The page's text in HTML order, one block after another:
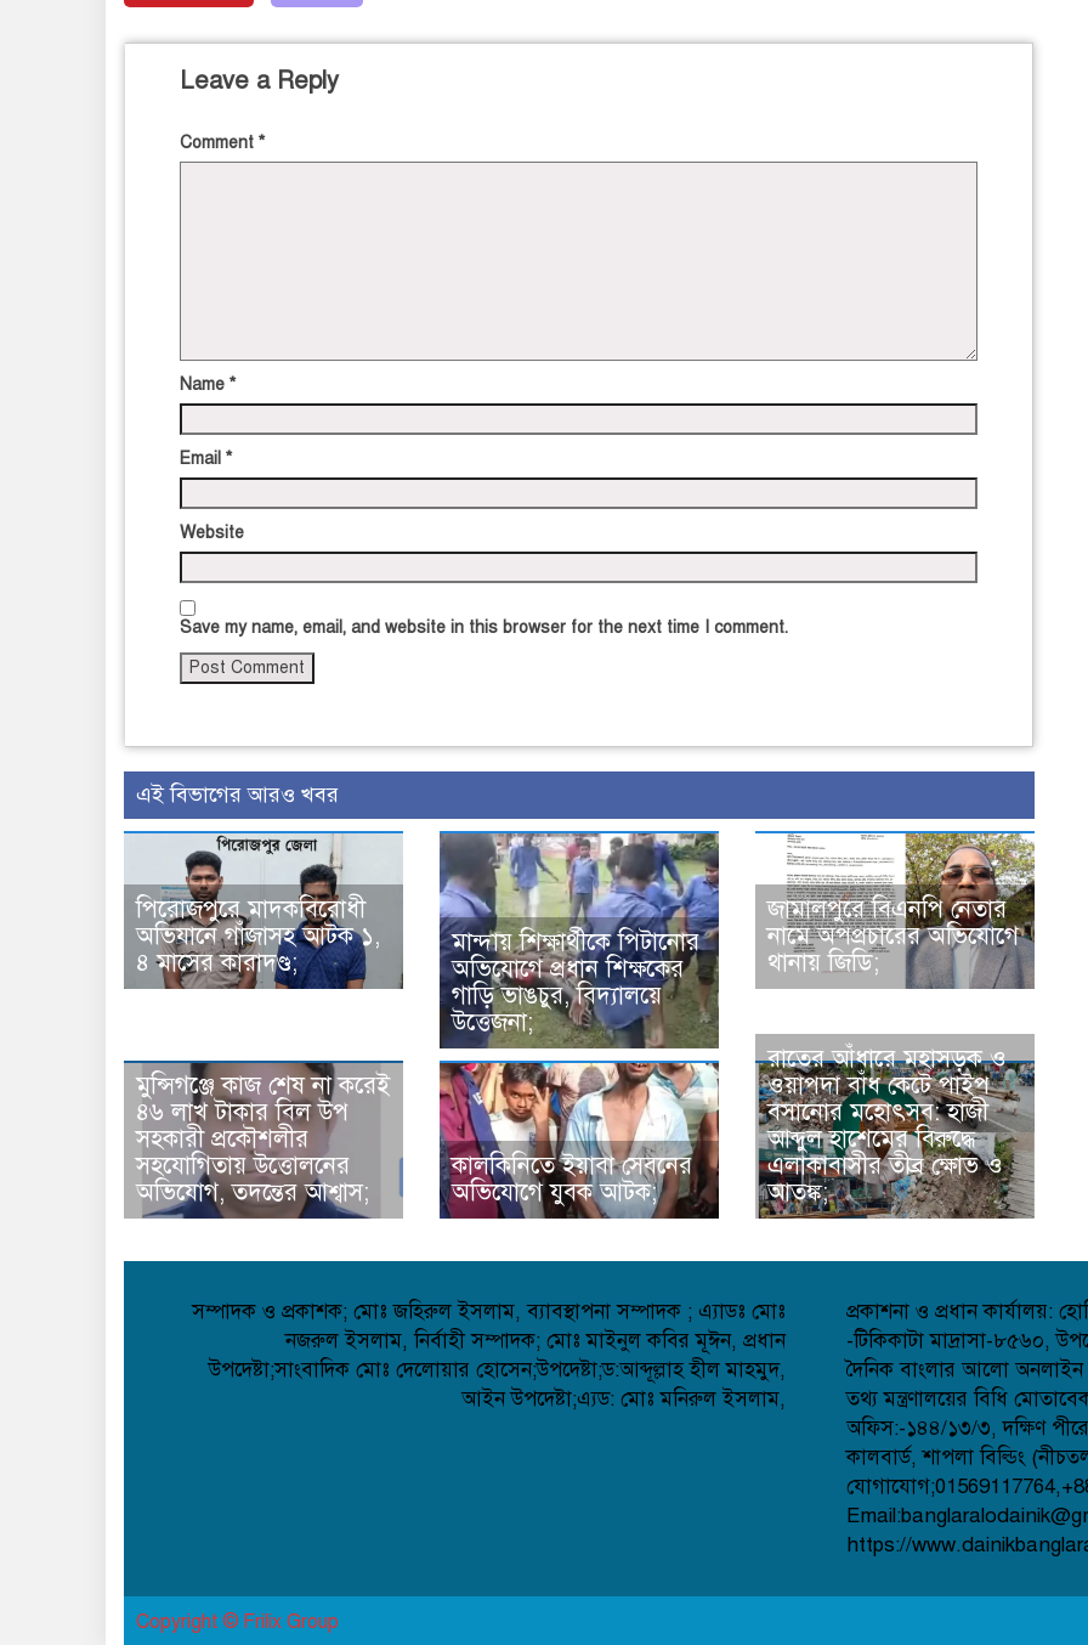
Leave a Reply
Comment *
Name *
Email *
Website
Save my name, email, and website in this browser for the next time I comment.
এই বিভাগের আরও খবর
পিরোজপুরে মাদকবিরোধী
অভিযানে গাঁজাসহ আটক ১,
৪ মাসের কারাদণ্ড;
মান্দায় শিক্ষার্থীকে পিটানোর
অভিযোগে প্রধান শিক্ষকের
গাড়ি ভাঙচুর, বিদ্যালয়ে
উত্তেজনা;
জামালপুরে বিএনপি নেতার
নামে অপপ্রচারের অভিযোগে
থানায় জিডি;
মুন্সিগঞ্জে কাজ শেষ না করেই
৪৬ লাখ টাকার বিল উপ
সহকারী প্রকৌশলীর
সহযোগিতায় উত্তোলনের
অভিযোগ, তদন্তের আশ্বাস;
কালকিনিতে ইয়াবা সেবনের
অভিযোগে যুবক আটক;
রাতের আঁধারে মহাসড়ক ও
ওয়াপদা বাঁধ কেটে পাইপ
বসানোর মহোৎসব: হাজী
আব্দুল হাশেমের বিরুদ্ধে
এলাকাবাসীর তীব্র ক্ষোভ ও
আতঙ্ক;
সম্পাদক ও প্রকাশক; মোঃ জহিরুল ইসলাম, ব্যাবস্থাপনা সম্পাদক ; এ্যাডঃ মোঃ
নজরুল ইসলাম, নির্বাহী সম্পাদক; মোঃ মাইনুল কবির মূঈন, প্রধান
উপদেষ্টা;সাংবাদিক মোঃ দেলোয়ার হোসেন;উপদেষ্টা;ড:আব্দূল্লাহ হীল মাহমুদ,
আইন উপদেষ্টা;এ্যড: মোঃ মনিরুল ইসলাম,
প্রকাশনা ও প্রধান কার্যালয়:
-টিকিকাটা মাদ্রাসা-৮৫৬০,
দৈনিক বাংলার আলো অনলাইন
তথ্য মন্ত্রণালয়ের বিধি
অফিস:-১৪৪/১৩/৩, দক্ষিণ
কালবার্ড, শাপলা বিল্ডিং
https://
Copyright © Frilix Group